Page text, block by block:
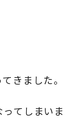
きました。
てしまいま